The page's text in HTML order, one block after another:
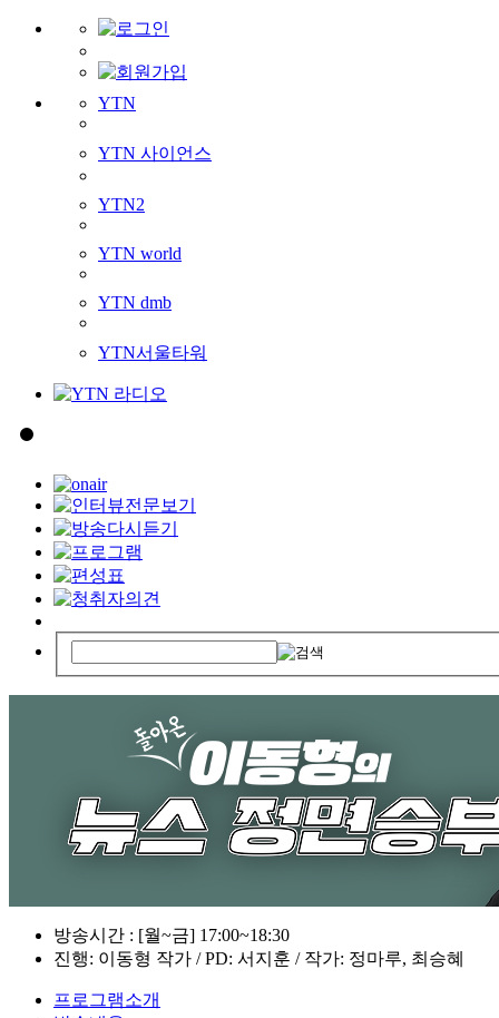
YTN
YTN 사이언스
YTN2
YTN world
YTN dmb
YTN서울타워
방송시간 : [월~금] 17:00~18:30
진행: 이동형 작가 / PD: 서지훈 / 작가: 정마루, 최승혜
프로그램소개